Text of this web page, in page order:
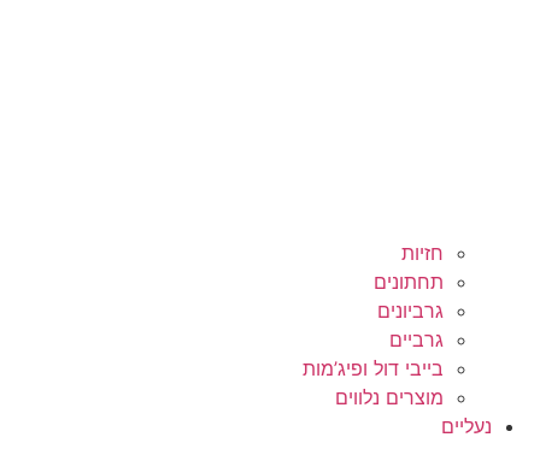
חזיות
תחתונים
גרביונים
גרביים
בייבי דול ופיג’מות
מוצרים נלווים
נעליים